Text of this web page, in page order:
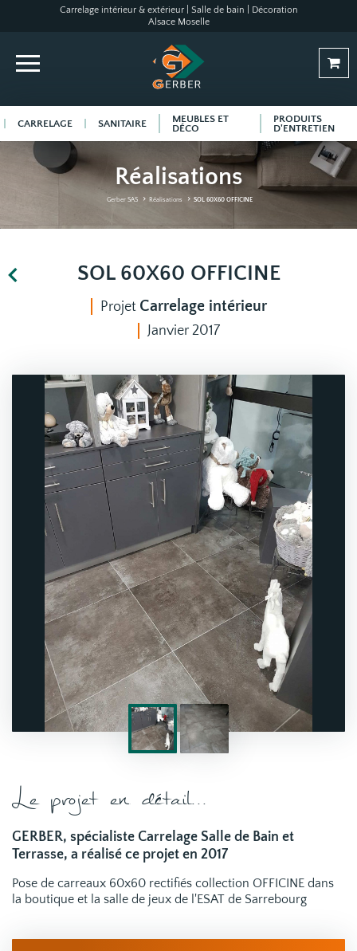
Carrelage intérieur & extérieur | Salle de bain | Décoration
Alsace Moselle
CARRELAGE SANITAIRE
MEUBLES ET
DÉCO
PRODUITS
D'ENTRETIEN
Réalisations
Gerber SAS Réalisations SOL 60X60 OFFICINE
SOL 60X60 OFFICINE
Projet Carrelage intérieur
Janvier 2017
Le projet en détail...
GERBER, spécialiste Carrelage Salle de Bain et
Terrasse, a réalisé ce projet en 2017
Pose de carreaux 60x60 rectifiés collection OFFICINE dans
la boutique et la salle de jeux de l'ESAT de Sarrebourg